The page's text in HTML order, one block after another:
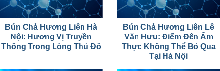
Bún Chả Hương Liên Hà
Nội: Hương Vị Truyền
Thống Trong Lòng Thủ Đô
Bún Chả Hương Liên Lê
Văn Hưu: Điểm Đến Ẩm
Thực Không Thể Bỏ Qua
Tại Hà Nội